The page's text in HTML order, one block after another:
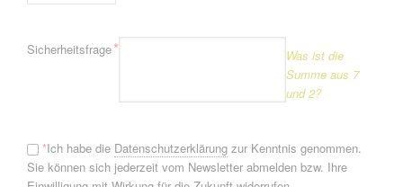
Pflichtfeld
Sicherheitsfrage*
Was ist die
Summe aus 7
und 2?
*Ich habe die Datenschutzerklärungzur Kenntnis genommen.
Sie können sich jederzeit vom Newsletter abmelden bzw. Ihre